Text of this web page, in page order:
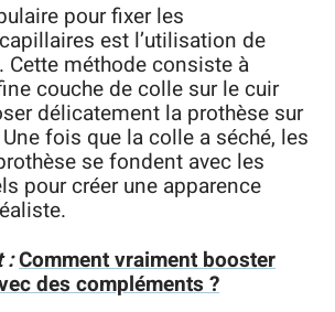
pour fixer les
est l’utilisation de
. Cette méthode consiste à
couche de colle sur le cuir
délicatement la prothèse sur
fois que la colle a séché, les
se fondent avec les
pour créer une apparence
:Comment vraiment booster
des compléments ?